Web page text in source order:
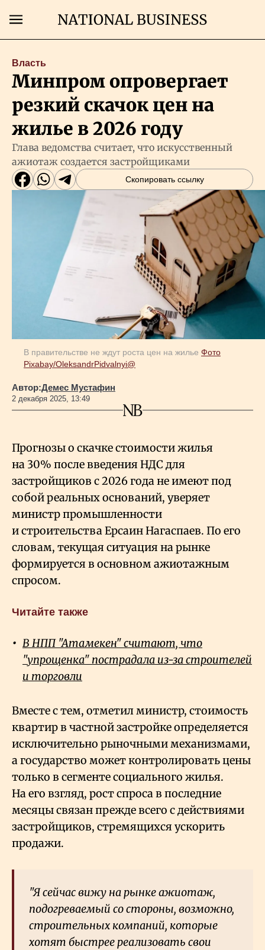
Главная
Экономика
Рынки
Геополитика
Исследования
Life & Arts
О нас
Все новости
Власть
Минпром опровергает
резкий скачок цен на
жилье в 2026 году
Глава ведомства считает, что искусственный
ажиотаж создается застройщиками
Скопировать ссылку
В правительстве не ждут роста цен на жилье Фото
Pixabay/OleksandrPidvalnyi@
Автор:Демес Мустафин
2 декабря 2025, 13:49
Прогнозы о скачке стоимости жилья
на 30% после введения НДС для
застройщиков с 2026 года не имеют под
собой реальных оснований, уверяет
министр промышленности
и строительства Ерсаин Нагаспаев. По его
словам, текущая ситуация на рынке
формируется в основном ажиотажным
спросом.
Читайте также
В НПП "Атамекен" считают, что
"упрощенка" пострадала из-за строителей
и торговли
Вместе с тем, отметил министр, стоимость
квартир в частной застройке определяется
исключительно рыночными механизмами,
а государство может контролировать цены
только в сегменте социального жилья.
На его взгляд, рост спроса в последние
месяцы связан прежде всего с действиями
застройщиков, стремящихся ускорить
продажи.
"Я сейчас вижу на рынке ажиотаж,
подогреваемый со стороны, возможно,
строительных компаний, которые
хотят быстрее реализовать свои